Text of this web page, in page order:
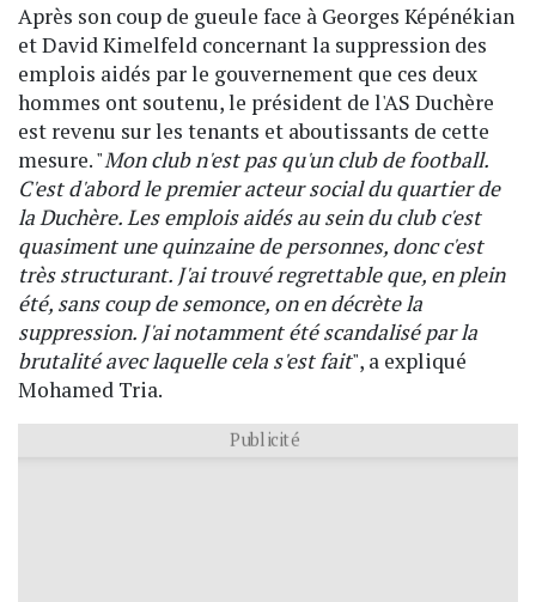
Après son coup de gueule face à Georges Képénékian
et David Kimelfeld concernant la suppression des
emplois aidés par le gouvernement que ces deux
hommes ont soutenu, le président de l'AS Duchère
est revenu sur les tenants et aboutissants de cette
mesure. "Mon club n'est pas qu'un club de football.
C'est d'abord le premier acteur social du quartier de
la Duchère. Les emplois aidés au sein du club c'est
quasiment une quinzaine de personnes, donc c'est
très structurant. J'ai trouvé regrettable que, en plein
été, sans coup de semonce, on en décrète la
suppression. J'ai notamment été scandalisé par la
brutalité avec laquelle cela s'est fait", a expliqué
Mohamed Tria.
Publicité